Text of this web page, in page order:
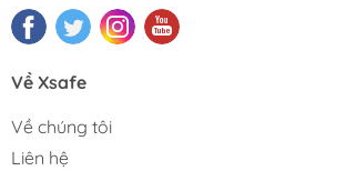
Về Xsafe
Về chúng tôi
Liên hệ